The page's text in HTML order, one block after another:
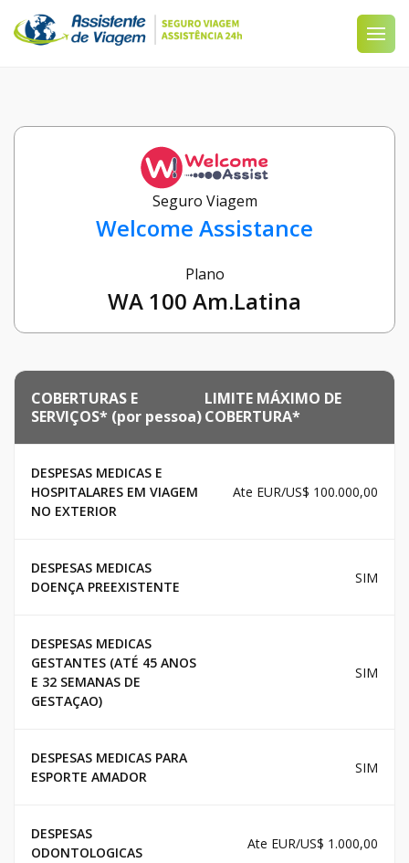
Seguro Viagem
Welcome Assistance
Plano
WA 100 Am.Latina
COBERTURAS E
SERVIÇOS* (por pessoa)
LIMITE MÁXIMO DE
COBERTURA*
DESPESAS MEDICAS E
HOSPITALARES EM VIAGEM
NO EXTERIOR
Ate EUR/US$ 100.000,00
DESPESAS MEDICAS
DOENÇA PREEXISTENTE
SIM
DESPESAS MEDICAS
GESTANTES (ATÉ 45 ANOS
E 32 SEMANAS DE
GESTAÇAO)
SIM
DESPESAS MEDICAS PARA
ESPORTE AMADOR
SIM
DESPESAS
ODONTOLOGICAS
Ate EUR/US$ 1.000,00